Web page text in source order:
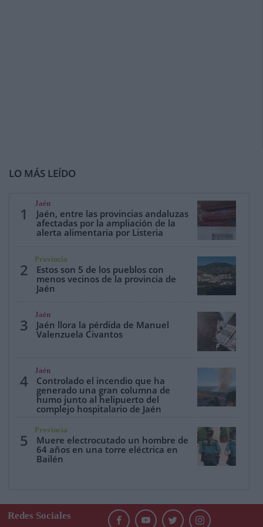
LO MÁS LEÍDO
1
Jaén
Jaén, entre las provincias andaluzas
afectadas por la ampliación de la
alerta alimentaria por Listeria
2
Provincia
Estos son 5 de los pueblos con
menos vecinos de la provincia de
Jaén
3
Jaén
Jaén llora la pérdida de Manuel
Valenzuela Civantos
4
Jaén
Controlado el incendio que ha
generado una gran columna de
humo junto al helipuerto del
complejo hospitalario de Jaén
5
Provincia
Muere electrocutado un hombre de
64 años en una torre eléctrica en
Bailén
Redes Sociales